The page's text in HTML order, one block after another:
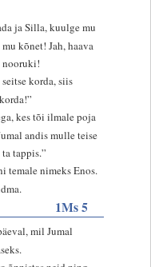
ja Silla, kuulge mu
kõnet! Jah, haava
nooruki!
korda, siis
kes tõi ilmale poja
andis mulle teise
tappis.”
temale nimeks Enos.
1Ms 5
mil Jumal